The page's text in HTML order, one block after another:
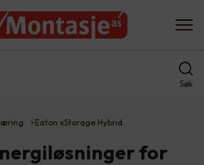
Søk
Eaton xStorage Hybrid
for